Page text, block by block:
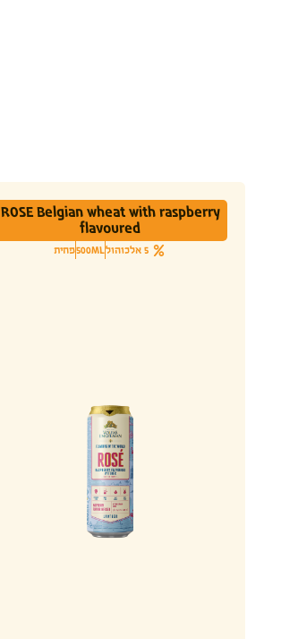
ROSE Belgian wheat with raspberry
flavoured
5 אלכוהול 500MLפחית